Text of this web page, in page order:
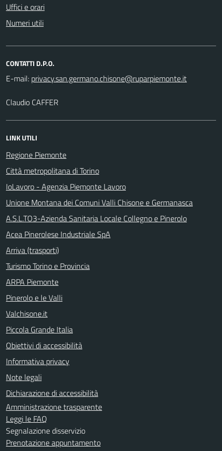
Uffici e orari
Numeri utili
CONTATTI D.P.O.
E-mail:
Claudio CAFFER
LINK UTILI
Regione Piemonte
Città metropolitana di Torino
IoLavoro - Agenzia Piemonte Lavoro
Unione Montana dei Comuni Valli Chisone e Germanasca
A.S.L.TO3-Azienda Sanitaria Locale Collegno e Pinerolo
Acea Pinerolese Industriale SpA
Arriva (trasporti)
Turismo Torino e Provincia
ARPA Piemonte
Pinerolo e le Valli
Valchisone.it
Piccola Grande Italia
Obiettivi di accessibilità
Informativa privacy
Note legali
Dichiarazione di accessibilità
Amministrazione trasparente
Leggi le FAQ
Segnalazione disservizio
Prenotazione appuntamento